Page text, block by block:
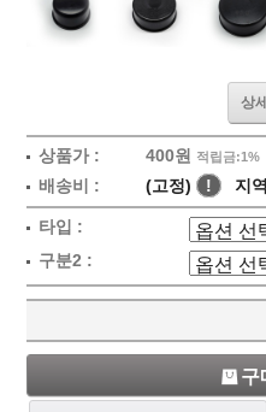
상
상품가 : 400원 적립금:1%
배송비 : (고정) ! 지
타입 :
구분2 :
구